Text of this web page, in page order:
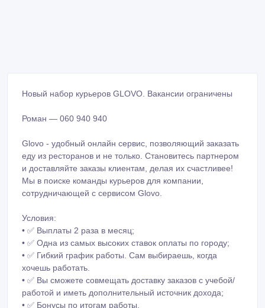
Новый набор курьеров GLOVO. Вакансии ограничены
Роман — 060 940 940
Glovo - удобный онлайн сервис, позволяющий заказать
еду из ресторанов и не только. Становитесь партнером
и доставляйте заказы клиентам, делая их счастливее!
Мы в поиске команды курьеров для компании,
сотрудничающей с сервисом Glovo.
Условия:
• ✅ Выплаты 2 раза в месяц;
• ✅ Одна из самых высоких ставок оплаты по городу;
• ✅ Гибкий график работы. Сам выбираешь, когда
хочешь работать.
• ✅ Вы сможете совмещать доставку заказов с учебой/
работой и иметь дополнительный источник дохода;
• ✅ Бонусы по итогам работы.